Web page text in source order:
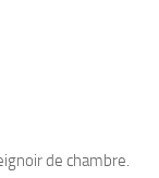
de chambre.